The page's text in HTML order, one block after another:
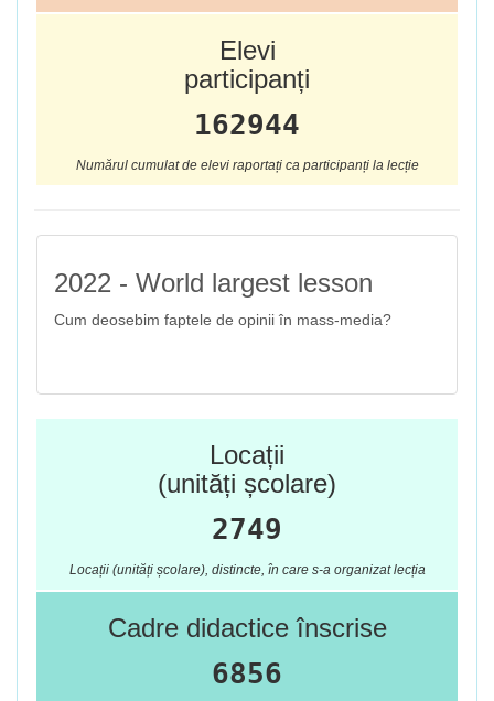
Elevi
participanți
162944
Numărul cumulat de elevi raportați ca participanți la lecție
2022 - World largest lesson
Cum deosebim faptele de opinii în mass-media?
Locații
(unități școlare)
2749
Locații (unități școlare), distincte, în care s-a organizat lecția
Cadre didactice înscrise
6856